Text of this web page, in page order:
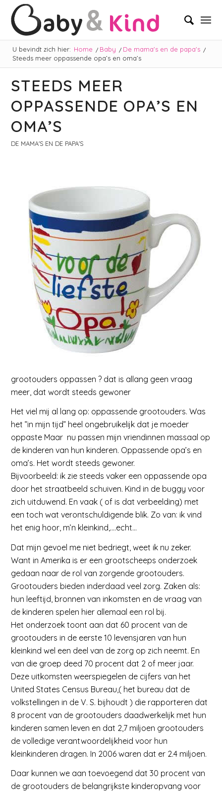
U bevindt zich hier: Home / Baby / De mama's en de papa's /
Steeds meer oppassende opa’s en oma’s
STEEDS MEER
OPPASSENDE OPA’S EN
OMA’S
DE MAMA'S EN DE PAPA'S
grootouders oppassen ? dat is allang geen vraag
meer, dat wordt steeds gewoner
Het viel mij al lang op: oppassende grootouders. Was
het ”in mijn tijd” heel ongebruikelijk dat je moeder
oppaste Maar nu passen mijn vriendinnen massaal op
de kinderen van hun kinderen. Oppassende opa’s en
oma’s. Het wordt steeds gewoner.
Bijvoorbeeld: ik zie steeds vaker een oppassende opa
door het straatbeeld schuiven. Kind in de buggy voor
zich uitduwend. En vaak ( of is dat verbeelding) met
een toch wat verontschuldigende blik. Zo van: ik vind
het enig hoor, m’n kleinkind,….echt…
Dat mijn gevoel me niet bedriegt, weet ik nu zeker.
Want in Amerika is er een grootscheeps onderzoek
gedaan naar de rol van zorgende grootouders.
Grootouders bieden inderdaad veel zorg. Zaken als:
hun leeftijd, bronnen van inkomsten en de vraag van
de kinderen spelen hier allemaal een rol bij.
Het onderzoek toont aan dat 60 procent van de
grootouders in de eerste 10 levensjaren van hun
kleinkind wel een deel van de zorg op zich neemt. En
van die groep deed 70 procent dat 2 of meer jaar.
Deze uitkomsten weerspiegelen de cijfers van het
United States Census Bureau,( het bureau dat de
volkstellingen in de V. S. bijhoudt ) die rapporteren dat
8 procent van de grootouders daadwerkelijk met hun
kinderen samen leven en dat 2,7 miljoen grootouders
de volledige verantwoordelijkheid voor hun
kleinkinderen dragen. In 2006 waren dat er 2.4 miljoen.
Daar kunnen we aan toevoegend dat 30 procent van
de grootouders de belangrijkste kinderopvang voor